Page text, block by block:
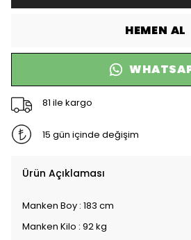
HEMEN AL
81 ile kargo
15 gün içinde değişim
Ürün Açıklaması
Manken Boy : 183 cm
Manken Kilo : 92 kg